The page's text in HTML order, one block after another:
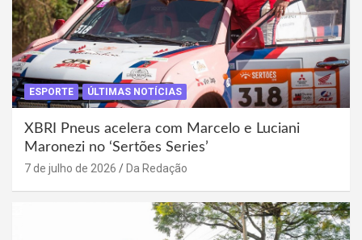
ESPORTE ÚLTIMAS NOTÍCIAS
XBRI Pneus acelera com Marcelo e Luciani
Maronezi no ‘Sertões Series’
7 de julho de 2026 Da Redação